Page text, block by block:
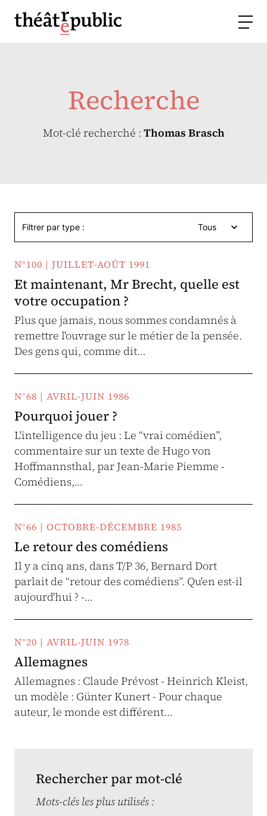
Recherche
Mot-clé recherché : Thomas Brasch
Filtrer par type : Tous
N°100 | JUILLET-AOÛT 1991
Et maintenant, Mr Brecht, quelle est
votre occupation ?
Plus que jamais, nous sommes condamnés à
remettre l'ouvrage sur le métier de la pensée.
Des gens qui, comme dit…
N°68 | AVRIL-JUIN 1986
Pourquoi jouer ?
L'intelligence du jeu : Le “vrai comédien”,
commentaire sur un texte de Hugo von
Hoffmannsthal, par Jean-Marie Piemme -
Comédiens,…
N°66 | OCTOBRE-DÉCEMBRE 1985
Le retour des comédiens
Il y a cinq ans, dans T/P 36, Bernard Dort
parlait de “retour des comédiens”. Qu'en est-il
aujourd'hui ? -…
N°20 | AVRIL-JUIN 1978
Allemagnes
Allemagnes : Claude Prévost - Heinrich Kleist,
un modèle : Günter Kunert - Pour chaque
auteur, le monde est différent…
Rechercher par mot-clé
Mots-clés les plus utilisés :